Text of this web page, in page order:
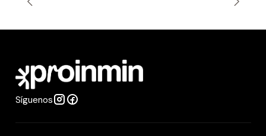
d
Síguenos